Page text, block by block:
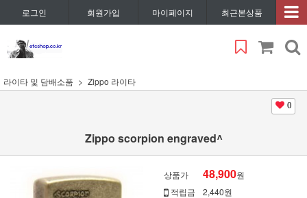
로그인 회원가입 마이페이지 최근본상품
라이타 및 담배소품 Zippo 라이타
0
Zippo scorpion engraved^
상품가 48,900원
적립금
2,440원